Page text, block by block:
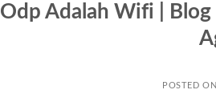
Odp Adalah Wifi |
POSTED ON